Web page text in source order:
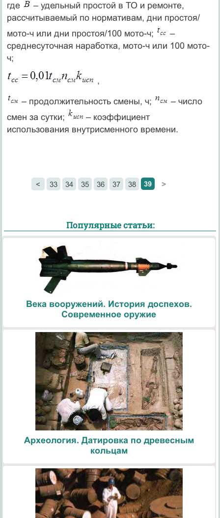
где
– удельный простой в ТО и ремонте,
рассчитываемый по нормативам, дни простоя/
мото-ч или дни простоя/100 мото-ч;
–
среднесуточная наработка, мото-ч или 100 мото-
ч;
,
– продолжительность смены, ч;
– число
смен за сутки;
– коэффициент
использования внутрисменного времени.
< 33 34 35 36 37 38 39 >
Популярные статьи:
Века вооружений. История доспехов.
Современное оружие
Археология. Датировка по древесным
кольцам